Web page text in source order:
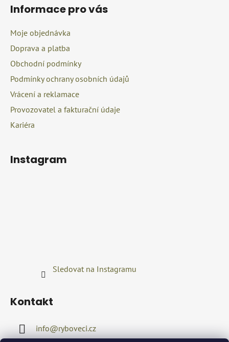
Informace pro vás
Moje objednávka
Doprava a platba
Obchodní podmínky
Podmínky ochrany osobních údajů
Vrácení a reklamace
Provozovatel a fakturační údaje
Kariéra
Instagram
Sledovat na Instagramu
Kontakt
info@ryboveci.cz